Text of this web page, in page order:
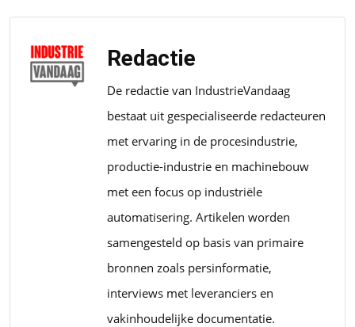
Redactie
De redactie van IndustrieVandaag
bestaat uit gespecialiseerde redacteuren
met ervaring in de procesindustrie,
productie-industrie en machinebouw
met een focus op industriële
automatisering. Artikelen worden
samengesteld op basis van primaire
bronnen zoals persinformatie,
interviews met leveranciers en
vakinhoudelijke documentatie.